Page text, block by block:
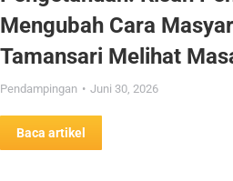
Mengubah Cara
Tamansari Melihat
Pendampingan Juni 30, 2026
Baca artikel